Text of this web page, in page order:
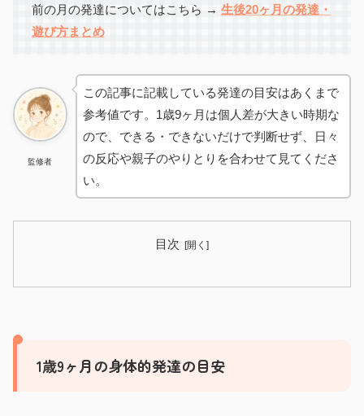
前の月の発達についてはこちら → 生後20ヶ月の発達・
遊び方まとめ
監修者
この記事に記載している発達の目安はあくまで
参考値です。1歳9ヶ月は個人差が大きい時期な
ので、できる・できないだけで判断せず、日々
の反応や親子のやりとりを合わせて見てくださ
い。
目次
1歳9ヶ月の身体的発達の目安